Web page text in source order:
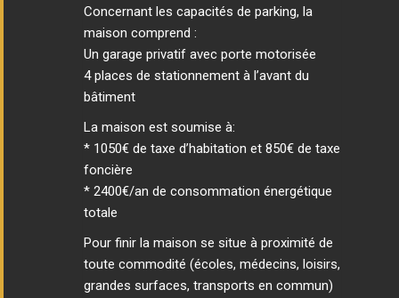
Concernant les capacités de parking, la
maison comprend :
Un garage privatif avec porte motorisée
4 places de stationnement à l’avant du
bâtiment
La maison est soumise à:
* 1050€ de taxe d’habitation et 850€ de taxe
foncière
* 2400€/an de consommation énergétique
totale
Pour finir la maison se situe à proximité de
toute commodité (écoles, médecins, loisirs,
grandes surfaces, transports en commun)